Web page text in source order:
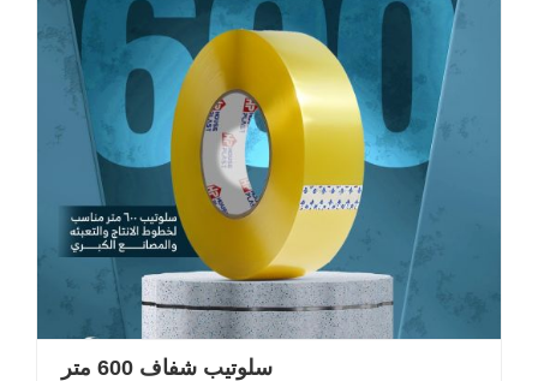
سلوتيب شفاف 600 متر